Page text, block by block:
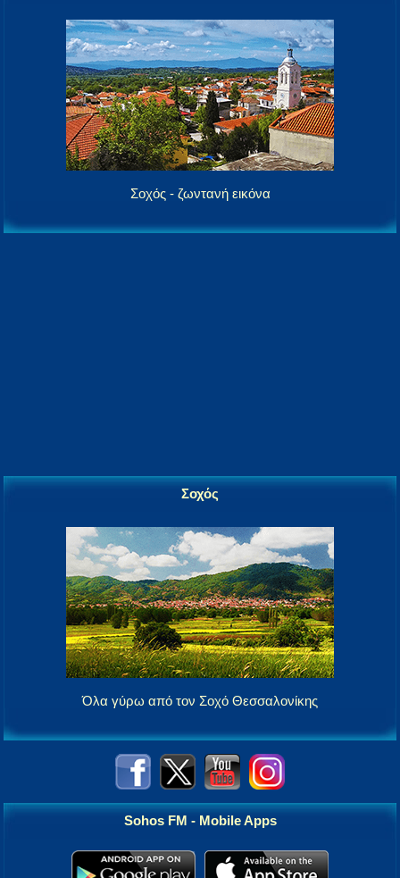
Σοχός - ζωντανή εικόνα
Σοχός
Όλα γύρω από τον Σοχό Θεσσαλονίκης
Sohos FM - Mobile Apps